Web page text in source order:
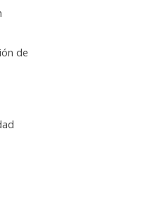
de